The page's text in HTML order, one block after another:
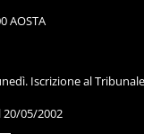
AOSTA
Iscrizione al
05/2002